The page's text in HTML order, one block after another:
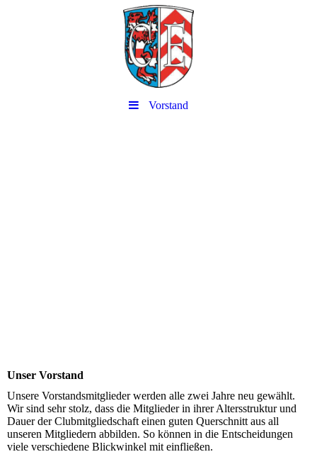
Vorstand
Unser Vorstand
Unsere Vorstandsmitglieder werden alle zwei Jahre neu gewählt.
Wir sind sehr stolz, dass die Mitglieder in ihrer Altersstruktur und
Dauer der Clubmitgliedschaft einen guten Querschnitt aus all
unseren Mitgliedern abbilden. So können in die Entscheidungen
viele verschiedene Blickwinkel mit einfließen.